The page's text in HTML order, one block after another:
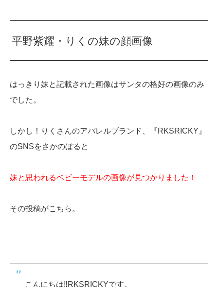
平野紫耀・りくの妹の顔画像
はっきり妹と記載された画像はサンタの格好の画像のみ
でした。
しかし！りくさんのアパレルブランド、『RKSRICKY』
のSNSをさかのぼると
妹と思われるベビーモデルの画像が見つかりました！
その投稿がこちら。
こんにちは‼️RKSRICKYです。